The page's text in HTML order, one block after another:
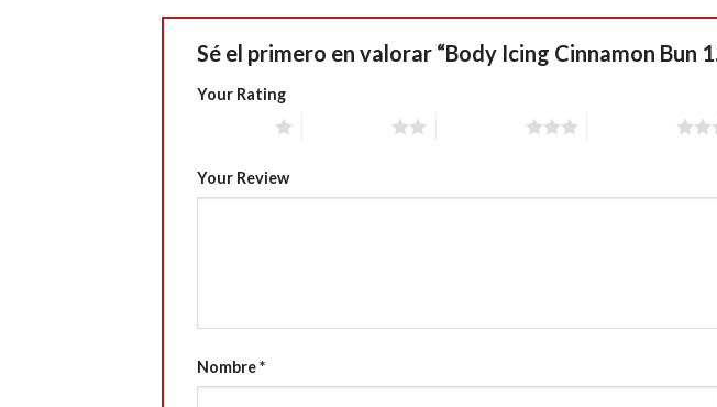
Sé el primero en valorar “Body Icing Cinnamon Bun
Your Rating
Your Review
Nombre*